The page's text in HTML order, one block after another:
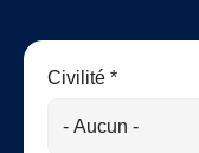
Civilité *